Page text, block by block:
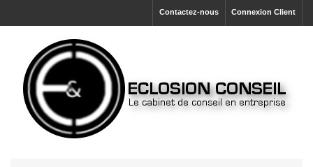
Connexion Client
Contactez-nous